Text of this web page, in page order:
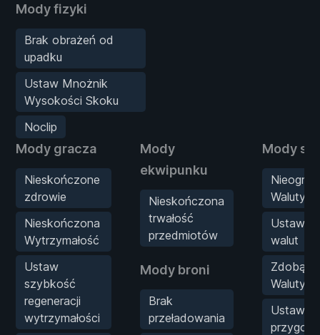
Mody fizyki
Brak obrażeń od
upadku
Ustaw Mnożnik
Wysokości Skoku
Noclip
Mody gracza
Nieskończone
zdrowie
Nieskończona
Wytrzymałość
Ustaw
szybkość
regeneracji
wytrzymałości
Mody
ekwipunku
Nieskończona
trwałość
przedmiotów
Mody broni
Brak
przeładowania
Mody
Waluty
Ustaw
walut
Zdobądź
Waluty
Ustaw
przygody